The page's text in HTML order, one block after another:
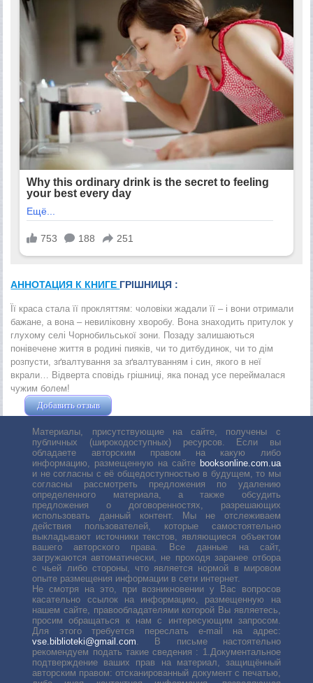
АННОТАЦИЯ К КНИГЕ ГРІШНИЦЯ :
Її краса стала її прокляттям: чоловіки жадали її – і вони отримали
бажане, а вона – невиліковну хворобу. Вона знаходить притулок у
глухому селі Чорнобильської зони. Позаду залишаються
понівечене життя в родині пияків, чи то дитбудинок, чи то дім
розпусти, зґвалтування за зґвалтуванням і син, якого в неї
вкрали… Відверта сповідь грішниці, яка понад усе переймалася
чужим болем!
Добавить отзыв
Материалы, присутствующие на сайте, получены с
публичных (широкодоступных) ресурсов. Если вы
обладаете авторским правом на какую либо
информацию, размещенную на сайте booksonline.com.ua
и не согласны с её общедоступностью в будущем, то мы
согласны рассмотреть предложения по удалению
определенного материала, а также обсудить
предложения о договоренностях, разрешающих
использовать данный контент. Мы не отслеживаем
действия пользователей, которые самостоятельно
выкладывают источники текстов, являющиеся объектом
вашего авторского права. Все данные на сайт,
загружаются автоматически, не проходя заранее отбора
с чьей либо стороны, что является нормой в мировом
опыте размещения информации в сети интернет.
Не смотря на это, при возникновении у Вас вопросов
касательно ссылок на информацию, размещенную на
нашем сайте, правообладателями которой Вы являетесь,
просим обращаться к нам с интересующим запросом.
Для этого требуется переслать е-mail на адрес:
vse.biblioteki@gmail.com. В письме настоятельно
рекомендуем подать такие сведения : 1.Документальное
подтверждение ваших прав на материал, защищённый
авторским правом: отсканированный документ с печатью,